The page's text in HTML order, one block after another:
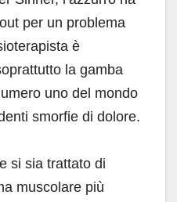
per un problema
è
la gamba
uno del mondo
smorfie di dolore.
si sia trattato di
muscolare più